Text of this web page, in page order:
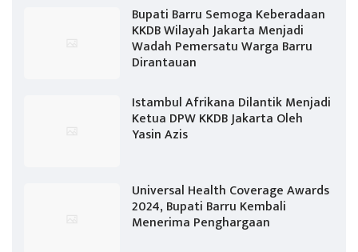
Bupati Barru Semoga Keberadaan
KKDB Wilayah Jakarta Menjadi
Wadah Pemersatu Warga Barru
Dirantauan
Istambul Afrikana Dilantik Menjadi
Ketua DPW KKDB Jakarta Oleh
Yasin Azis
Universal Health Coverage Awards
2024, Bupati Barru Kembali
Menerima Penghargaan